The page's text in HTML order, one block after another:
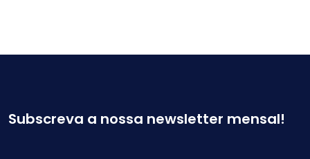
Subscreva a nossa newsletter mensal!